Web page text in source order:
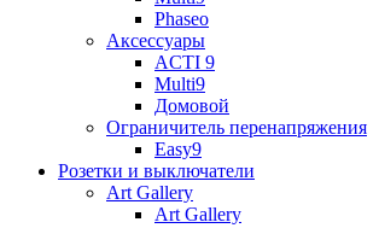
Phaseo
Аксессуары
ACTI 9
Multi9
Домовой
Ограничитель перенапряжения
Easy9
Розетки и выключатели
Art Gallery
Art Gallery